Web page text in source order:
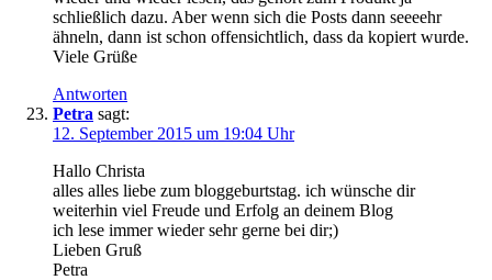
schließlich dazu. Aber wenn sich die Posts dann seeeehr
ähneln, dann ist schon offensichtlich, dass da kopiert wurde.
Viele Grüße
Antworten
Petra sagt:
12. September 2015 um 19:04 Uhr
Hallo Christa
alles alles liebe zum bloggeburtstag. ich wünsche dir
weiterhin viel Freude und Erfolg an deinem Blog
ich lese immer wieder sehr gerne bei dir;)
Lieben Gruß
Petra